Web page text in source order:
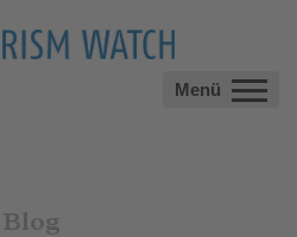
Menü
Blog